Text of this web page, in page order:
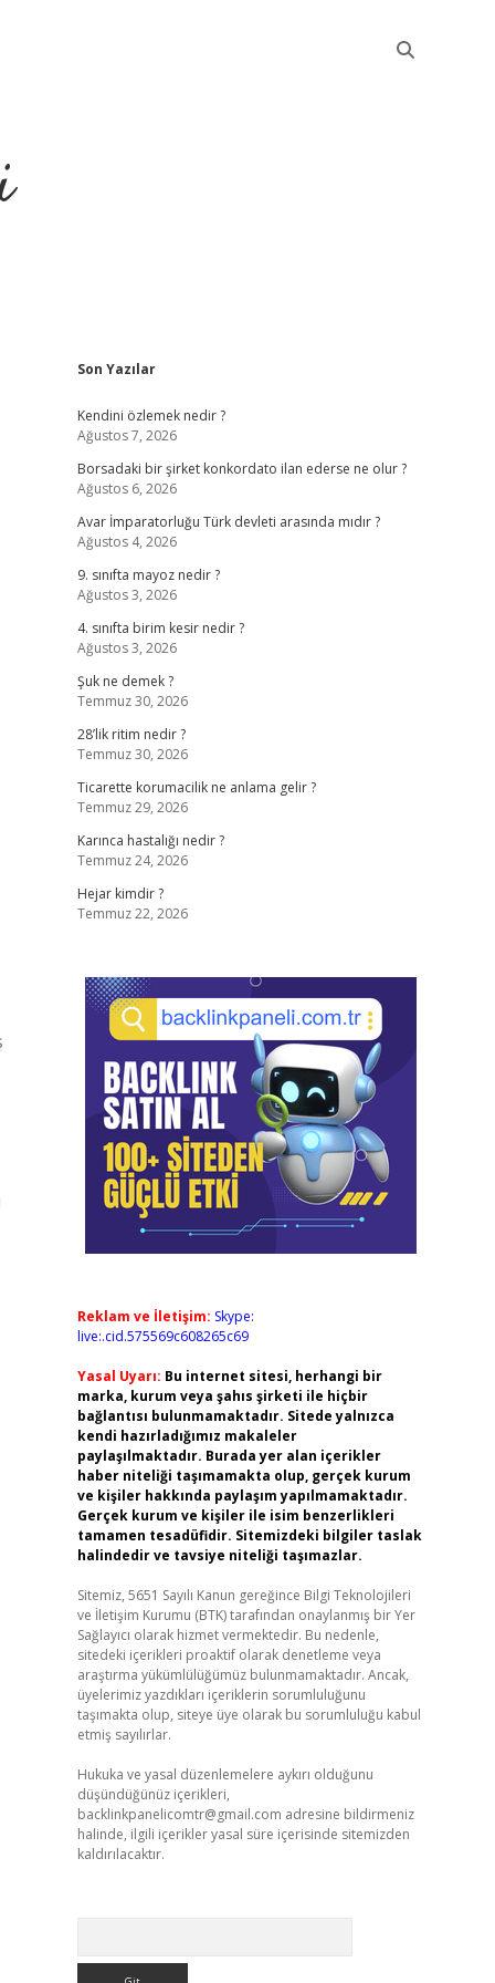
Sidebar
Son Yazılar
Kendini özlemek nedir ?
Ağustos 7, 2026
Borsadaki bir şirket konkordato ilan ederse ne olur ?
Ağustos 6, 2026
Avar İmparatorluğu Türk devleti arasında mıdır ?
Ağustos 4, 2026
9. sınıfta mayoz nedir ?
Ağustos 3, 2026
4. sınıfta birim kesir nedir ?
Ağustos 3, 2026
Şuk ne demek ?
Temmuz 30, 2026
28’lik ritim nedir ?
Temmuz 30, 2026
Ticarette korumacilik ne anlama gelir ?
Temmuz 29, 2026
Karınca hastalığı nedir ?
Temmuz 24, 2026
Hejar kimdir ?
Temmuz 22, 2026
Reklam ve İletişim: Skype:
live:.cid.575569c608265c69
Yasal Uyarı: Bu internet sitesi, herhangi bir
marka, kurum veya şahıs şirketi ile hiçbir
bağlantısı bulunmamaktadır. Sitede yalnızca
kendi hazırladığımız makaleler
paylaşılmaktadır. Burada yer alan içerikler
haber niteliği taşımamakta olup, gerçek kurum
ve kişiler hakkında paylaşım yapılmamaktadır.
Gerçek kurum ve kişiler ile isim benzerlikleri
tamamen tesadüfidir. Sitemizdeki bilgiler taslak
halindedir ve tavsiye niteliği taşımazlar.
Sitemiz, 5651 Sayılı Kanun gereğince Bilgi Teknolojileri
ve İletişim Kurumu (BTK) tarafından onaylanmış bir Yer
Sağlayıcı olarak hizmet vermektedir. Bu nedenle,
sitedeki içerikleri proaktif olarak denetleme veya
araştırma yükümlülüğümüz bulunmamaktadır. Ancak,
üyelerimiz yazdıkları içeriklerin sorumluluğunu
taşımakta olup, siteye üye olarak bu sorumluluğu kabul
etmiş sayılırlar.
Hukuka ve yasal düzenlemelere aykırı olduğunu
düşündüğünüz içerikleri,
backlinkpanelicomtr@gmail.com adresine bildirmeniz
halinde, ilgili içerikler yasal süre içerisinde sitemizden
kaldırılacaktır.